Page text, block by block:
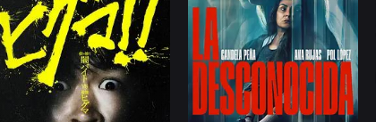
“换命游戏”。豪华别墅、名车
名表、神秘女友全部备齐，在
陈伦的精心打造下，刘全龙瞬
间拥有顶配人生。
务，和同伴一起从西域护镖远
赴长安。不料，他们的护送对
象竟是“天字第一号逃犯”知世
郎……天下熙熙皆为利来，各
方势力闻风入局，抢镖厮杀接
连上演……